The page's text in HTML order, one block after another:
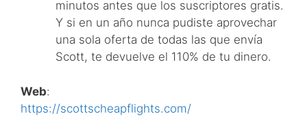
minutos antes que los suscriptores gratis.
Y si en un año nunca pudiste aprovechar
una sola oferta de todas las que envía
Scott, te devuelve el 110% de tu dinero.
Web:
https://scottscheapflights.com/